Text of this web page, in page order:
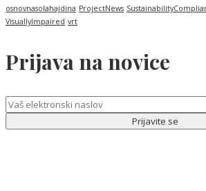
osnovnasolahajdina ProjectNews
VisuallyImpaired vrt
Prijava na novice